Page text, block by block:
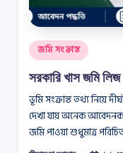
Posted
in
জমি সংক্রান্ত
সরকারি খাস জমি লিজ
ভূমি সংক্রান্ত তথ্য নিয়ে
দেখা যায় অনেক
জমি পাওয়া শুধুমাত্র